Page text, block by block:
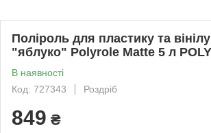
Поліроль для пластику та
"яблуко" Polyrole Matte 5 л
В наявності
Код: 727343
Роздріб
849 ₴